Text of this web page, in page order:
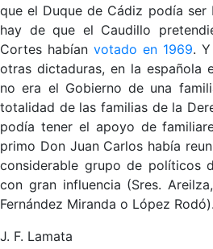
que el Duque de Cádiz podía ser
hay de que el Caudillo
Cortes habían votado en 1969.
otras dictaduras, en la española
no era el Gobierno de una
totalidad de las familias de la
podía tener el apoyo de
primo Don Juan Carlos había
considerable grupo de políticos
con gran influencia (Sres.
Fernández Miranda o López Rodó).
J. F. Lamata